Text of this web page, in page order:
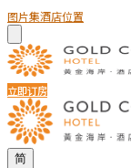
图片集酒店位置
立即订房
简